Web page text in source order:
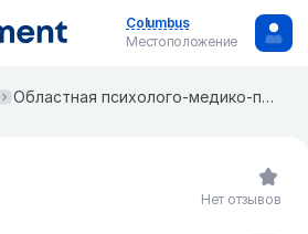
Columbus
Местоположение
Областная психолого-медико-педагогическая консультация №6
Нет отзывов